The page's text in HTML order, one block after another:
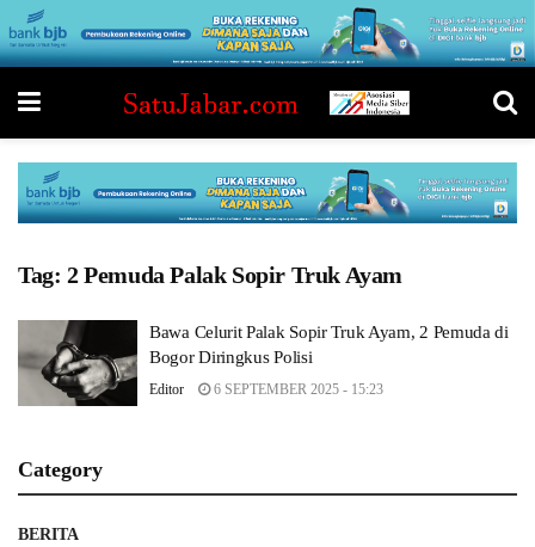
Tag: 2 Pemuda Palak Sopir Truk Ayam
Bawa Celurit Palak Sopir Truk Ayam, 2 Pemuda di
Bogor Diringkus Polisi
Editor 6 SEPTEMBER 2025 - 15:23
Category
BERITA